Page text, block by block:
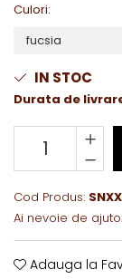
Culori:
IN STOC
Durata de
Cod Produs:
Ai nevoie de
Adauga la